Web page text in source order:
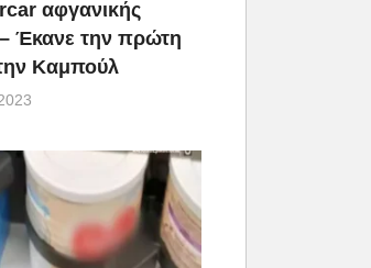
αφγανικής
Έκανε την πρώτη
Καμπούλ